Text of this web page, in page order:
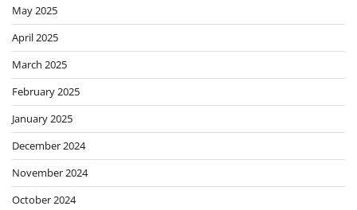
May 2025
April 2025
March 2025
February 2025
January 2025
December 2024
November 2024
October 2024